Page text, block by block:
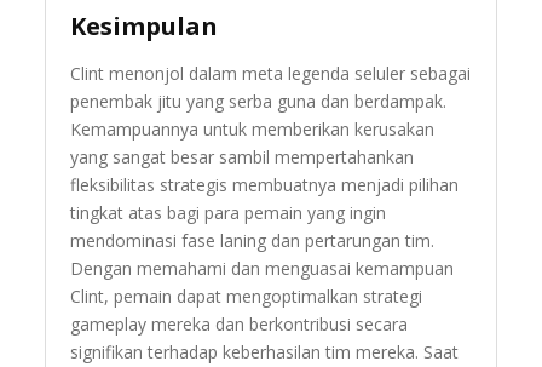
Kesimpulan
Clint menonjol dalam meta legenda seluler sebagai
penembak jitu yang serba guna dan berdampak.
Kemampuannya untuk memberikan kerusakan
yang sangat besar sambil mempertahankan
fleksibilitas strategis membuatnya menjadi pilihan
tingkat atas bagi para pemain yang ingin
mendominasi fase laning dan pertarungan tim.
Dengan memahami dan menguasai kemampuan
Clint, pemain dapat mengoptimalkan strategi
gameplay mereka dan berkontribusi secara
signifikan terhadap keberhasilan tim mereka. Saat